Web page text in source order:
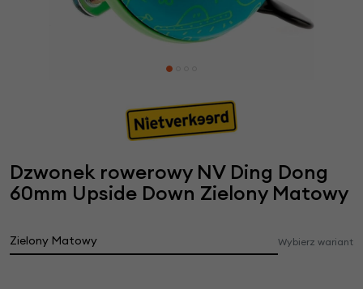
Dzwonek rowerowy NV Ding Dong
60mm Upside Down Zielony Matowy
Zielony Matowy Wybierz wariant